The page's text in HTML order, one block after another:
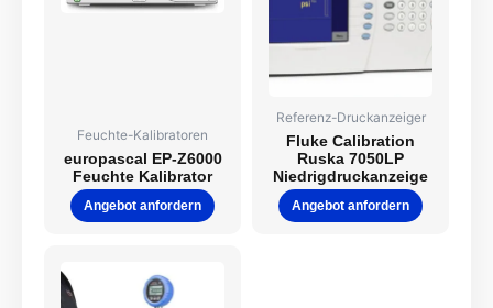
Feuchte-Kalibratoren
europascal EP-Z6000
Feuchte Kalibrator
Angebot anfordern
Referenz-Druckanzeiger
Fluke Calibration
Ruska 7050LP
Niedrigdruckanzeige
Angebot anfordern